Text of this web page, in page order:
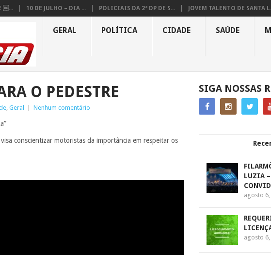
... 10 DE JULHO – DIA ... POLICIAIS DA 2ª DP DE S... JOVEM TALENTO DE SANTA
GERAL POLÍTICA CIDADE SAÚDE
O PEDESTRE
, Geral Nenhum comentário
conscientizar motoristas da importância em respeitar os
SIGA NOSSAS
LUZIA –
agosto
agosto